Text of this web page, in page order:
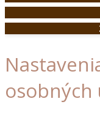
Dřevěné
budky
a
pro
ptáčky
Ostatní
osobných